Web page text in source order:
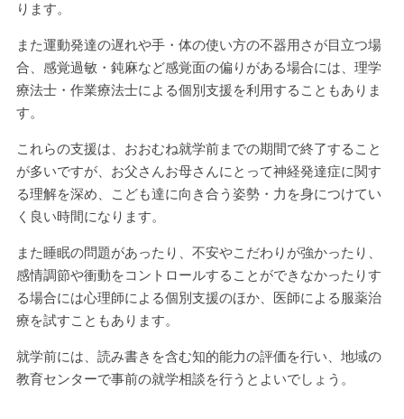
ります。
また運動発達の遅れや手・体の使い方の不器用さが目立つ場
合、感覚過敏・鈍麻など感覚面の偏りがある場合には、理学
療法士・作業療法士による個別支援を利用することもありま
す。
これらの支援は、おおむね就学前までの期間で終了すること
が多いですが、お父さんお母さんにとって神経発達症に関す
る理解を深め、こども達に向き合う姿勢・力を身につけてい
く良い時間になります。
また睡眠の問題があったり、不安やこだわりが強かったり、
感情調節や衝動をコントロールすることができなかったりす
る場合には心理師による個別支援のほか、医師による服薬治
療を試すこともあります。
就学前には、読み書きを含む知的能力の評価を行い、地域の
教育センターで事前の就学相談を行うとよいでしょう。